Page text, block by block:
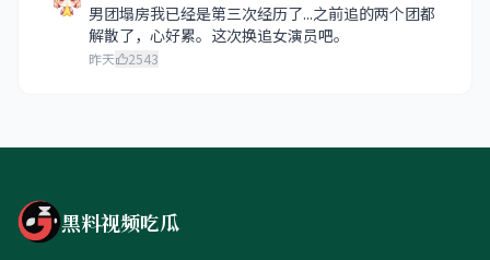
男团塌房我已经是第三次经历了...之前追的两个团都
解散了，心好累。这次换追女演员吧。
昨天 2543
黑料视频吃瓜